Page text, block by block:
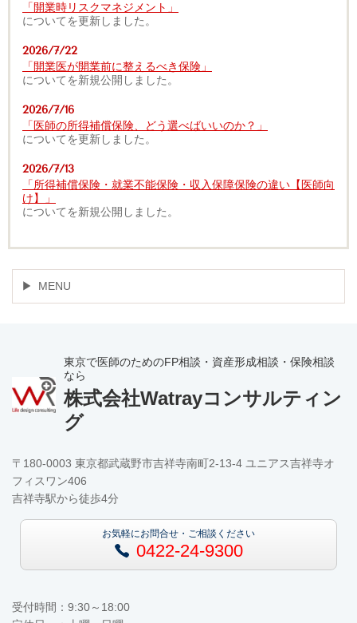
「開業時リスクマネジメント」
についてを更新しました。
2026/7/22
「開業医が開業前に整えるべき保険」
についてを新規公開しました。
2026/7/16
「医師の所得補償保険、どう選べばいいのか？」
についてを更新しました。
2026/7/13
「所得補償保険・就業不能保険・収入保障保険の違い【医師向
け】」
についてを新規公開しました。
MENU
東京で医師のためのFP相談・資産形成相談・保険相談
なら
株式会社Watrayコンサルティン
グ
〒180-0003 東京都武蔵野市吉祥寺南町2-13-4 ユニアス吉祥寺オ
フィスワン406
吉祥寺駅から徒歩4分
お気軽にお問合せ・ご相談ください
0422-24-9300
受付時間：9:30～18:00